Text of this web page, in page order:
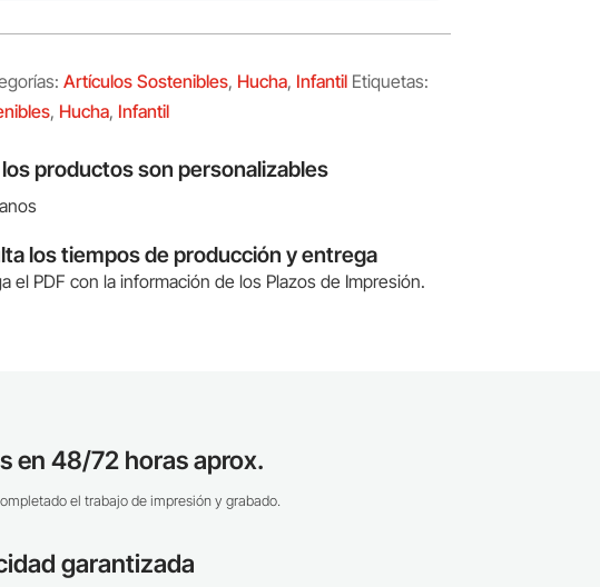
Artículos Sostenibles, Hucha, Infantil Etiquetas:
, Hucha, Infantil
productos son personalizables
los tiempos de producción y entrega
el PDF con la información de los Plazos de Impresión.
en 48/72 horas aprox.
el trabajo de impresión y grabado.
garantizada